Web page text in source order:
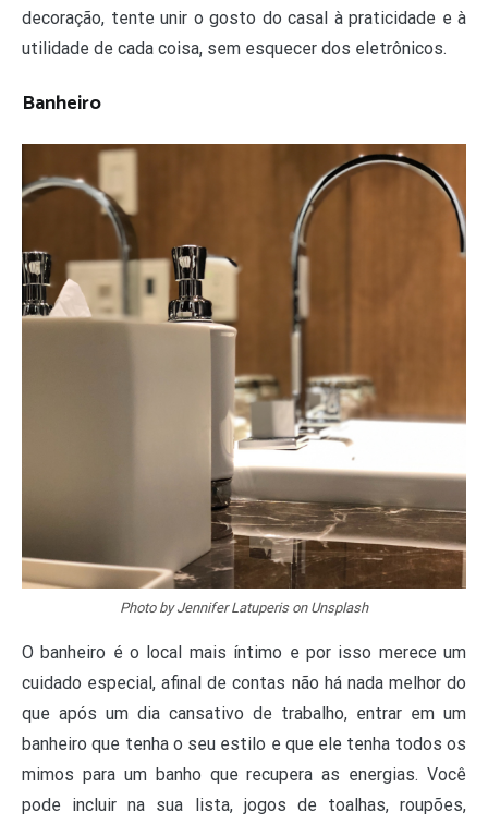
decoração, tente unir o gosto do casal à praticidade e à
utilidade de cada coisa, sem esquecer dos eletrônicos.
Banheiro
Photo by Jennifer Latuperis on Unsplash
O banheiro é o local mais íntimo e por isso merece um
cuidado especial, afinal de contas não há nada melhor do
que após um dia cansativo de trabalho, entrar em um
banheiro que tenha o seu estilo e que ele tenha todos os
mimos para um banho que recupera as energias. Você
pode incluir na sua lista, jogos de toalhas, roupões,